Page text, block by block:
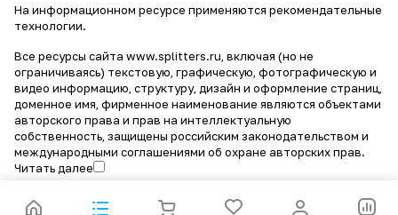
На информационном ресурсе применяются рекомендательные
технологии.
Все ресурсы сайта www.splitters.ru, включая (но не
ограничиваясь) текстовую, графическую, фотографическую и
видео информацию, структуру, дизайн и оформление страниц,
доменное имя, фирменное наименование являются объектами
авторского права и прав на интеллектуальную
собственность, защищены российским законодательством и
международными соглашениями об охране авторских прав.
Читать далее